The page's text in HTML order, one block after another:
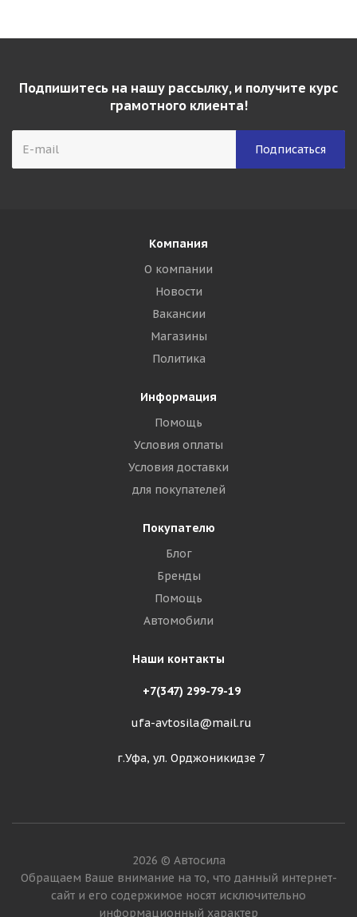
Подпишитесь на нашу рассылку, и получите курс
грамотного клиента!
Компания
О компании
Новости
Вакансии
Магазины
Политика
Информация
Помощь
Условия оплаты
Условия доставки
для покупателей
Покупателю
Блог
Бренды
Помощь
Автомобили
Наши контакты
+7(347) 299-79-19
ufa-avtosila@mail.ru
г.Уфа, ул. Орджоникидзе 7
2026 © Автосила
Обращаем Ваше внимание на то, что данный интернет-
сайт и его содержимое носят исключительно
информационный характер